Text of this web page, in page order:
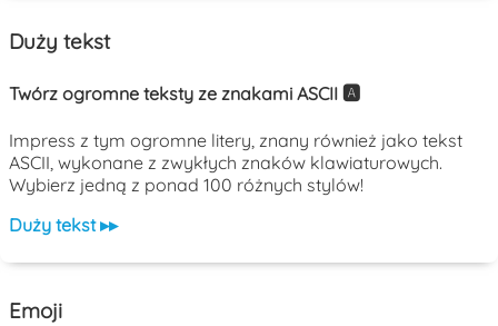
Duży tekst
Twórz ogromne teksty ze znakami ASCII 🅰️
Impress z tym ogromne litery, znany również jako tekst
ASCII, wykonane z zwykłych znaków klawiaturowych.
Wybierz jedną z ponad 100 różnych stylów!
Duży tekst ▸▸
Emoji